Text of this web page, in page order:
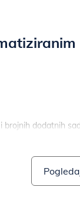
dodatnih